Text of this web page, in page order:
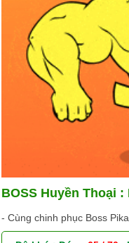
BOSS Huyền Thoại :
- Cùng chinh phục Boss